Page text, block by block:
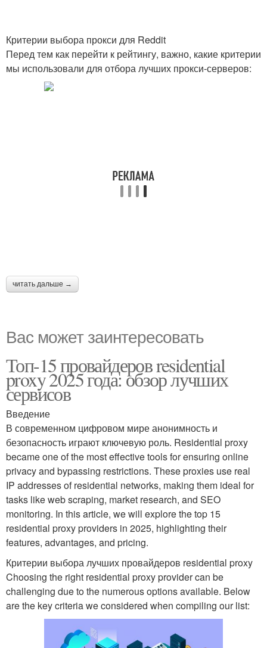
Критерии выбора прокси для Reddit
Перед тем как перейти к рейтингу, важно, какие критерии
мы использовали для отбора лучших прокси-серверов:
читать дальше →
Вас может заинтересовать
Топ-15 провайдеров residential
proxy 2025 года: обзор лучших
сервисов
Введение
В современном цифровом мире анонимность и
безопасность играют ключевую роль. Residential proxy
became one of the most effective tools for ensuring online
privacy and bypassing restrictions. These proxies use real
IP addresses of residential networks, making them ideal for
tasks like web scraping, market research, and SEO
monitoring. In this article, we will explore the top 15
residential proxy providers in 2025, highlighting their
features, advantages, and pricing.
Критерии выбора лучших провайдеров residential proxy
Choosing the right residential proxy provider can be
challenging due to the numerous options available. Below
are the key criteria we considered when compiling our list: